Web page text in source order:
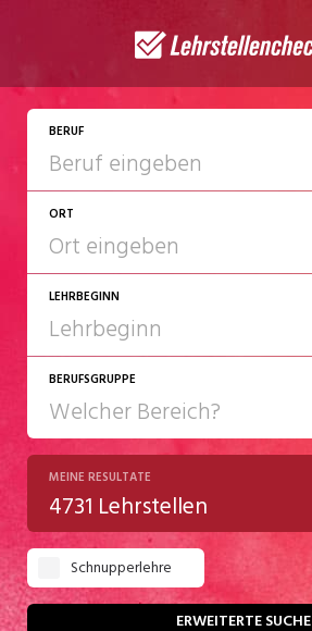
BERUF
ORT
LEHRBEGINN
2027
2028
BERUFSGRUPPE
Chemie/Pharma
Gastgewerbe
Gesundheit/Pflege/Soziales
Handwerk/Technik
MEINE RESULTATE
4731 Lehrstellen
Schnupperlehre
ERWEITERTE SUCHE